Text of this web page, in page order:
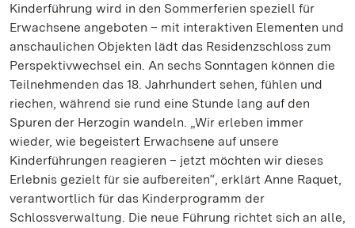
Kinderführung wird in den Sommerferien speziell für
Erwachsene angeboten – mit interaktiven Elementen und
anschaulichen Objekten lädt das Residenzschloss zum
Perspektivwechsel ein. An sechs Sonntagen können die
Teilnehmenden das 18. Jahrhundert sehen, fühlen und
riechen, während sie rund eine Stunde lang auf den
Spuren der Herzogin wandeln. „Wir erleben immer
wieder, wie begeistert Erwachsene auf unsere
Kinderführungen reagieren – jetzt möchten wir dieses
Erlebnis gezielt für sie aufbereiten“, erklärt Anne Raquet,
verantwortlich für das Kinderprogramm der
Schlossverwaltung. Die neue Führung richtet sich an alle,